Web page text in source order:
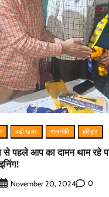
बड़ी खबर राजनीति हरिद्वार
पहले आप का दामन थाम रहे
November 20, 2024 0